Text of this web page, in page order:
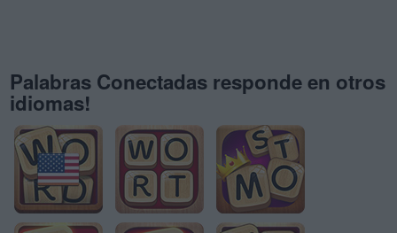
Palabras Conectadas responde en otros
idiomas!